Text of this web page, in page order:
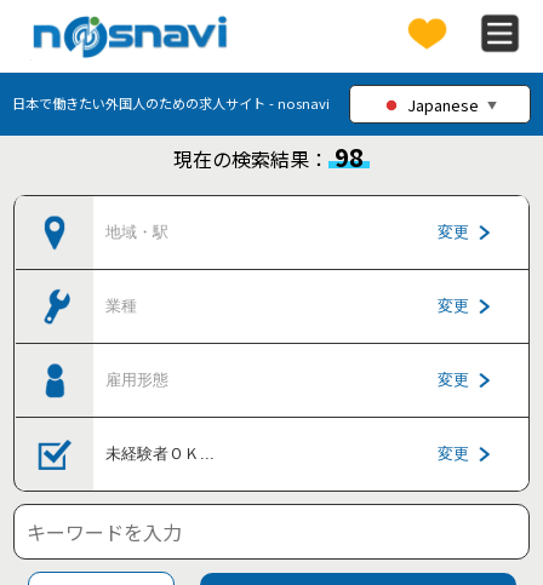
日本で働きたい外国人のための求人サイト - nosnavi Japanese ▼
現在の検索結果： 98
地域・駅 変更
業種 変更
雇用形態 変更
未経験者ＯＫ ... 変更